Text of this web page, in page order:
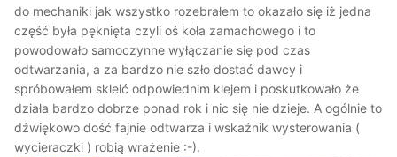
do mechaniki jak wszystko rozebrałem to okazało się iż jedna
część była pęknięta czyli oś koła zamachowego i to
powodowało samoczynne wyłączanie się pod czas
odtwarzania, a za bardzo nie szło dostać dawcy i
spróbowałem skleić odpowiednim klejem i poskutkowało że
działa bardzo dobrze ponad rok i nic się nie dzieje. A ogólnie to
dźwiękowo dość fajnie odtwarza i wskaźnik wysterowania (
wycieraczki ) robią wrażenie :-).